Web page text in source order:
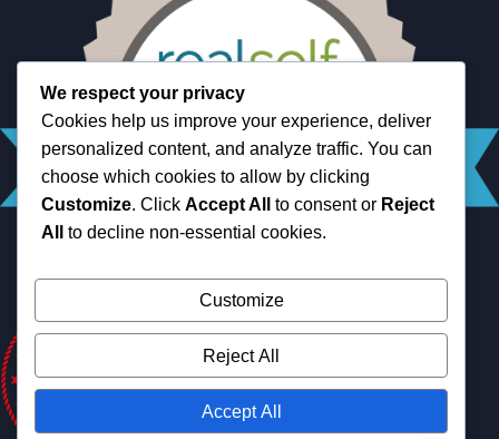
We respect your privacy
Cookies help us improve your experience, deliver
personalized content, and analyze traffic. You can
choose which cookies to allow by clicking
Customize. Click Accept All to consent or Reject
All
to decline non-essential cookies.
Customize
Reject All
Accept All